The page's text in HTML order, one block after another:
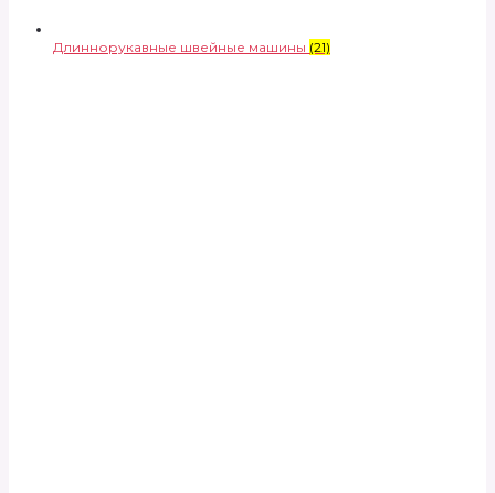
Длиннорукавные швейные машины (21)